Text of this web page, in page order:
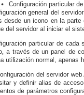
Configuración particular
general del
desde un icono en la
del servidor al iniciar el
particular de
a través de un panel de
utilización normal, apenas
del servidor
y definir alias de
de parámetros